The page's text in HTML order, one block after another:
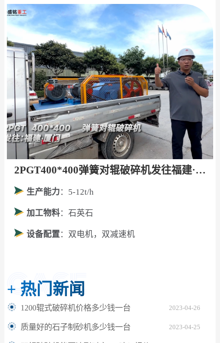
2PGT400*400弹簧对辊破碎机发往福建·厦门！
生产能力 ：5-12t/h
加工物料：石英石
设备配置：双电机，双减速机
+ 热门新闻
2023-04-26
1200辊式破碎机价格多少钱一台
2023-04-25
质量好的石子制砂机多少钱一台